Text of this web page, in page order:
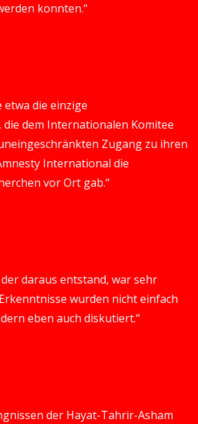
konnten.“
etwa die einzige
dem Internationalen Komitee
Zugang zu ihren
International die
vor Ort gab.“
der daraus entstand, war sehr
wurden nicht einfach
eben auch diskutiert.“
der Hayat-Tahrir-Asham